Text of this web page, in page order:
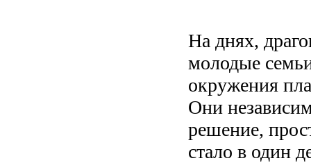
На днях,
молодые
окружения
Они
решение,
стало в один